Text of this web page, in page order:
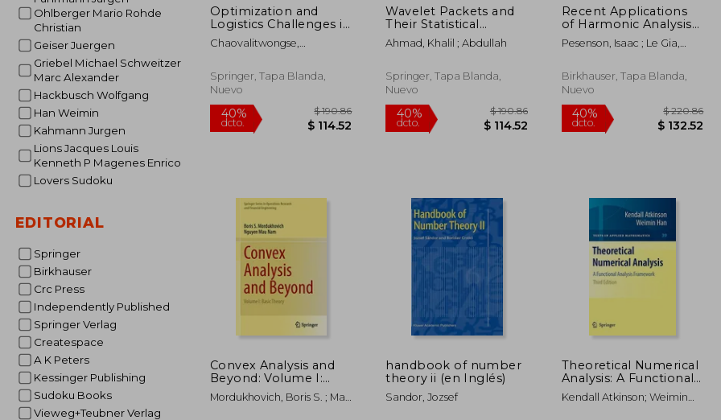
Ohlberger Mario Rohde
Christian
Geiser Juergen
Griebel Michael Schweitzer
Marc Alexander
Hackbusch Wolfgang
Han Weimin
Kahmann Jurgen
Lions Jacques Louis
Kenneth P Magenes Enrico
Lovers Sudoku
EDITORIAL
Springer
Birkhauser
Crc Press
Independently Published
Springer Verlag
Createspace
A K Peters
Kessinger Publishing
Sudoku Books
Vieweg+Teubner Verlag
Optimization and
Logistics Challenges in
the Enterprise (en
Inglés)
Chaovalitwongse,
C. ; Pardalos, Panos M.
Springer, Tapa Blanda,
Nuevo
40%
Wavelet Packets and
Their Statistical
Applications (en
Inglés)
Ahmad, Khalil ; Abdullah
Springer, Tapa Blanda,
Nuevo
40%
dcto.
Recent Applications
of Harmonic Analysis
to Function Spaces,
Differential Equations,
Novel Methods in
Harmonic Analysis,
Pesenson, Isaac ; Le Gia,
Birkhauser, Tapa Blanda,
Nuevo
40%
dcto.
Convex Analysis and
Beyond: Volume I:
Basic Theory (en
Inglés)
Mordukhovich, Boris S. ; Mau
handbook of number
theory ii (en Inglés)
Sandor, Jozsef
Theoretical Numerical
Analysis: A Functional
Analysis Framework
(Texts in Applied
Kendall Atkinson; Weimin